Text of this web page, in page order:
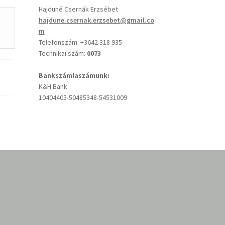
Hajduné Csernák Erzsébet
hajdune.csernak.erzsebet@gmail.co
m
Telefonszám: +3642 318 935
Technikai szám: 0073
Bankszámlaszámunk:
K&H Bank
10404405-50485348-54531009